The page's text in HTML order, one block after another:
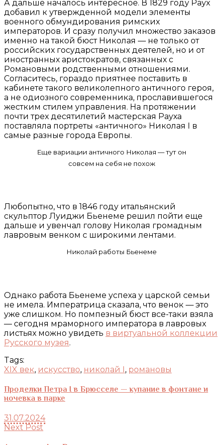
А дальше началось интересное. В 1829 году Раух
добавил к утвержденной модели элементы
военного обмундирования римских
императоров. И сразу получил множество заказов
именно на такой бюст Николая — не только от
российских государственных деятелей, но и от
иностранных аристократов, связанных с
Романовыми родственными отношениями.
Согласитесь, гораздо приятнее поставить в
кабинете такого великолепного античного героя,
а не одиозного современника, прославившегося
жестким стилем управления. На протяжении
почти трех десятилетий мастерская Рауха
поставляла портреты «античного» Николая I в
самые разные города Европы.
Еще вариации античного Николая — тут он
совсем на себя не похож
Любопытно, что в 1846 году итальянский
скульптор Луиджи Бьенеме решил пойти еще
дальше и увенчал голову Николая громадным
лавровым венком с широкими лентами.
Николай работы Бьенеме
Однако работа Бьенеме успеха у царской семьи
не имела. Императрица сказала, что венок — это
уже слишком. Но помпезный бюст все-таки взяла
— сегодня мраморного императора в лавровых
листьях можно увидеть в виртуальной коллекции
Русского музея.
Tags:
XIX век, искусство, николай I, романовы
Проделки Петра I в Брюсселе — купание в фонтане и
ночевка в парке
31.07.2024
Next Post